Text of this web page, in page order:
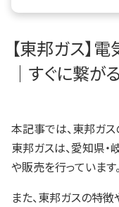
【東邦ガス】
｜すぐに繋が
本記事では、東邦ガ
東邦ガスは、愛知県
や販売を行っています。
また、東邦ガスの特